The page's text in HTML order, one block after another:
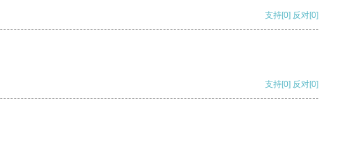
支持[0] 反对[0]
支持[0] 反对[0]